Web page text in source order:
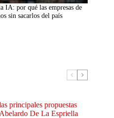
IA: por qué las empresas de
sin sacarlos del país
principales propuestas
De La Espriella